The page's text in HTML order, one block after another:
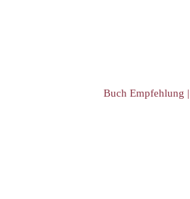
Buch Empfehlung